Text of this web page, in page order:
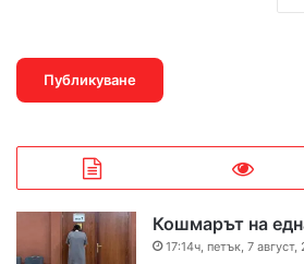
Кошмарът на
17:14ч, петък, 7 август,